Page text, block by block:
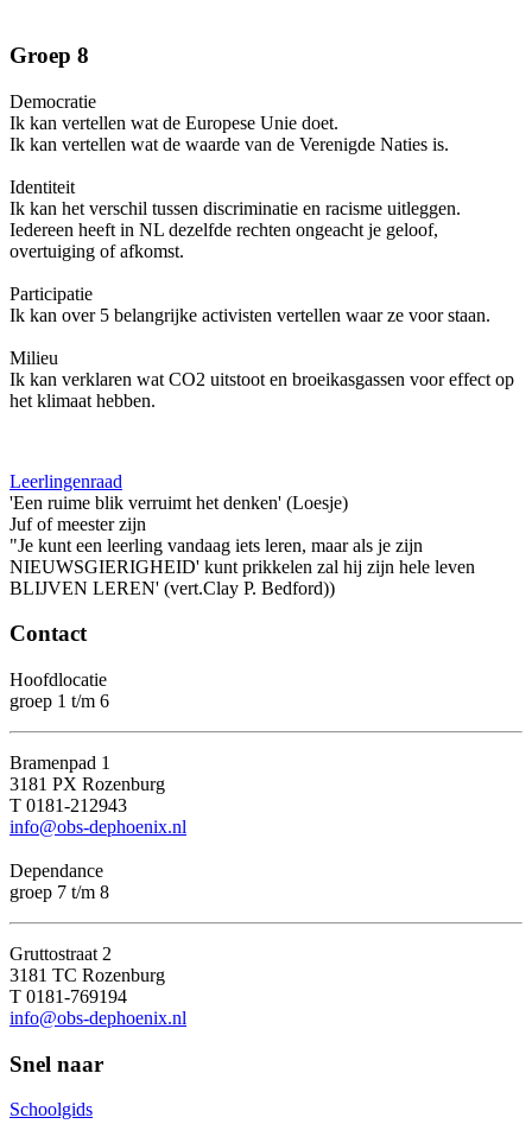
Groep 8
Democratie
Ik kan vertellen wat de Europese Unie doet.
Ik kan vertellen wat de waarde van de Verenigde Naties is.
Identiteit
Ik kan het verschil tussen discriminatie en racisme uitleggen.
Iedereen heeft in NL dezelfde rechten ongeacht je geloof,
overtuiging of afkomst.
Participatie
Ik kan over 5 belangrijke activisten vertellen waar ze voor staan.
Milieu
Ik kan verklaren wat CO2 uitstoot en broeikasgassen voor effect op
het klimaat hebben.
Leerlingenraad
'Een ruime blik verruimt het denken' (Loesje)
Juf of meester zijn
"Je kunt een leerling vandaag iets leren, maar als je zijn
NIEUWSGIERIGHEID' kunt prikkelen zal hij zijn hele leven
BLIJVEN LEREN' (vert.Clay P. Bedford))
Contact
Hoofdlocatie
groep 1 t/m 6
Bramenpad 1
3181 PX Rozenburg
T 0181-212943
info@obs-dephoenix.nl
Dependance
groep 7 t/m 8
Gruttostraat 2
3181 TC Rozenburg
T 0181-769194
info@obs-dephoenix.nl
Snel naar
Schoolgids